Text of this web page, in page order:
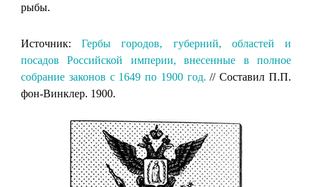
рыбы.
Источник:Гербы городов, губерний, областей и
посадов Российской империи, внесенные в полное
собрание законов с 1649 по 1900 год. // Составил П.П.
фон-Винклер. 1900.